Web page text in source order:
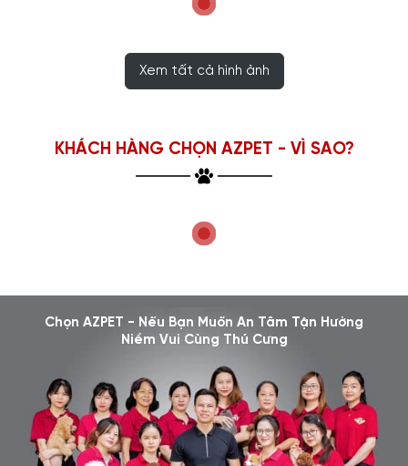
Xem tất cả hình ảnh
KHÁCH HÀNG CHỌN AZPET - VÌ SAO?
Chọn AZPET - Nếu Bạn Muốn An Tâm Tận Hưởng
Niềm Vui Cùng Thú Cưng